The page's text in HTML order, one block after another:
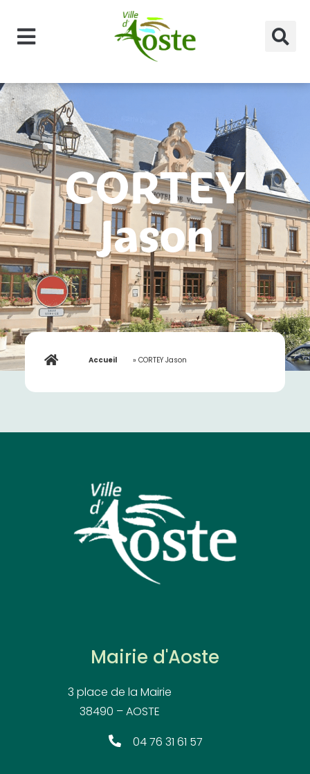
CORTEY
Jason
Accueil »CORTEY Jason
Mairie d'Aoste
3 place de la Mairie
38490 – AOSTE
04 76 31 61 57